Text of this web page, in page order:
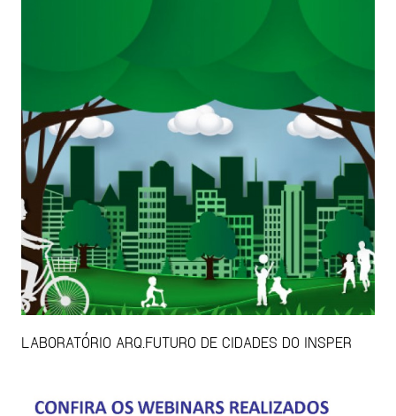
LABORATÓRIO ARQ.FUTURO DE CIDADES DO INSPER